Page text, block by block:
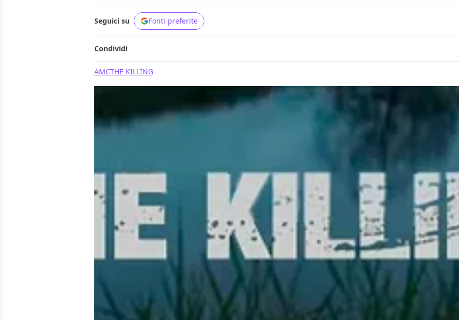
Seguici su Fonti preferite
Condividi
AMCTHE KILLING